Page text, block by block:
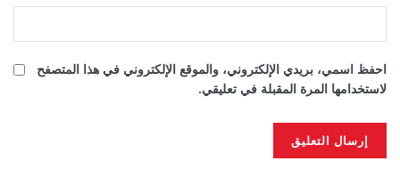
احفظ اسمي، بريدي الإلكتروني، والموقع الإلكتروني في هذا المتصفح
لاستخدامها المرة المقبلة في تعليقي.